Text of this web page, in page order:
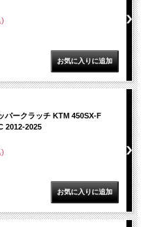
パークラッチ KTM 450SX-F
2012-2025